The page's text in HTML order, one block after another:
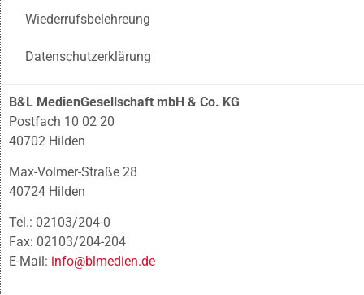
Wiederrufsbelehreung
Datenschutzerklärung
B&L MedienGesellschaft mbH & Co. KG
Postfach 10 02 20
40702 Hilden
Max-Volmer-Straße 28
40724 Hilden
Tel.: 02103/204-0
Fax: 02103/204-204
E-Mail: info@blmedien.de